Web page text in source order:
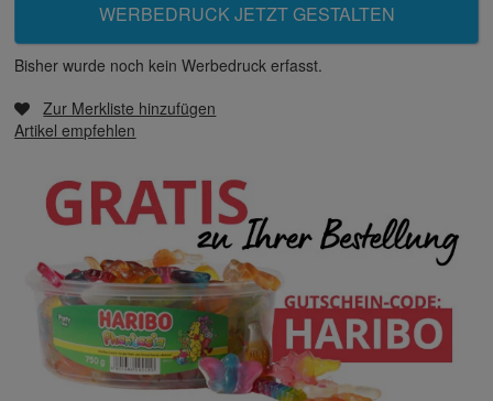
WERBEDRUCK JETZT GESTALTEN
Bisher wurde noch kein Werbedruck erfasst.
Zur Merkliste hinzufügen
Artikel empfehlen